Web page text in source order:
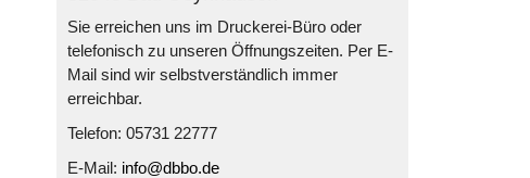
Sie erreichen uns im Druckerei-Büro oder
telefonisch zu unseren Öffnungszeiten. Per E-
Mail sind wir selbstverständlich immer
erreichbar.
Telefon: 05731 22777
E-Mail: info@dbbo.de